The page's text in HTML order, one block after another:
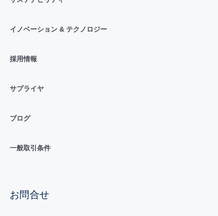
イノベーション & テクノロジー
採用情報
サプライヤ
ブログ
一般取引条件
お問合せ